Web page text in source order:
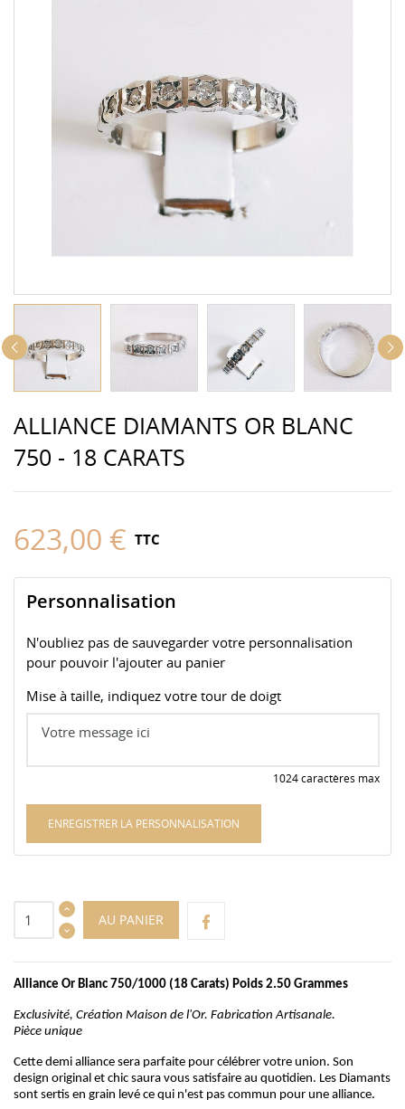
ALLIANCE DIAMANTS OR BLANC
750 - 18 CARATS
623,00 € TTC
Personnalisation
N'oubliez pas de sauvegarder votre personnalisation
pour pouvoir l'ajouter au panier
Mise à taille, indiquez votre tour de doigt
1024 caractères max
ENREGISTRER LA PERSONNALISATION
AU PANIER
Alliance Or Blanc 750/1000 (18 Carats) Poids 2.50 Grammes
Exclusivité, Création Maison de l'Or. Fabrication Artisanale.
Pièce unique
Cette demi alliance sera parfaite pour célébrer votre union. Son
design original et chic saura vous satisfaire au quotidien. Les Diamants
sont sertis en grain levé ce qui n'est pas commun pour une alliance.